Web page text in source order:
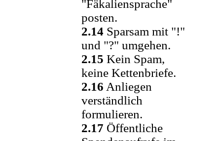
"Fäkaliensprache"
posten.
2.14 Sparsam mit "!"
und "?" umgehen.
2.15 Kein Spam,
keine Kettenbriefe.
2.16 Anliegen
verständlich
formulieren.
2.17 Öffentliche